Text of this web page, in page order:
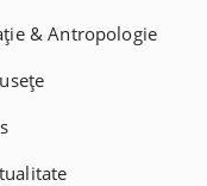
& Antropologie